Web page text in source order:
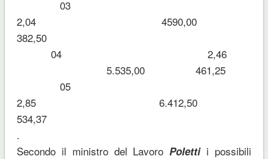
03
2,04 4590,00
382,50
04 2,46
5.535,00 461,25
05
2,85 6.412,50
534,37
.
Secondo il ministro del Lavoro Polettii possibili